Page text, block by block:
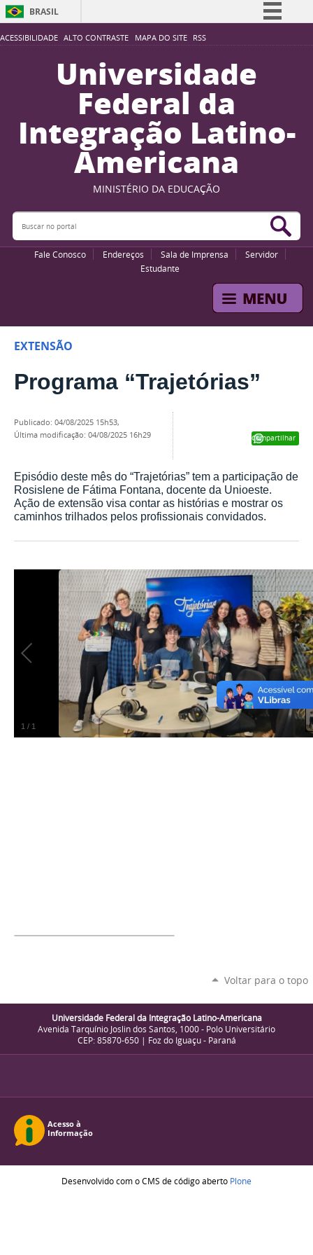
ACESSIBILIDADE ALTO CONTRASTE MAPA DO SITE RSS
BRASIL
Simplifique!
Participe
Acesso à informação
Legislação
Canais
Universidade
Federal da
Integração Latino-
Americana
MINISTÉRIO DA EDUCAÇÃO
Buscar no portal
Fale Conosco Endereços Sala de Imprensa
Servidor
Estudante
EXTENSÃO
Programa “Trajetórias”
Compartilhar
publicado: 04/08/2025 15h53,
última modificação: 04/08/2025 16h29
Episódio deste mês do “Trajetórias” tem a participação de
Rosislene de Fátima Fontana, docente da Unioeste.
Ação de extensão visa contar as histórias e mostrar os
caminhos trilhados pelos profissionais convidados.
1 / 1
Voltar para o topo
Universidade Federal da Integração Latino-Americana
Avenida Tarquínio Joslin dos Santos, 1000 - Polo Universitário
CEP: 85870-650 | Foz do Iguaçu - Paraná
Desenvolvido com o CMS de código aberto Plone